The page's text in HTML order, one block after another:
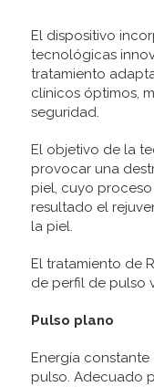
El dispositivo
tecnológicas
tratamiento
clínicos óptimos,
seguridad.
El objetivo de la
provocar una
piel, cuyo
resultado el
la piel.
El tratamiento de
de perfil de pulso
Pulso plano
Energía
pulso. Adecuado